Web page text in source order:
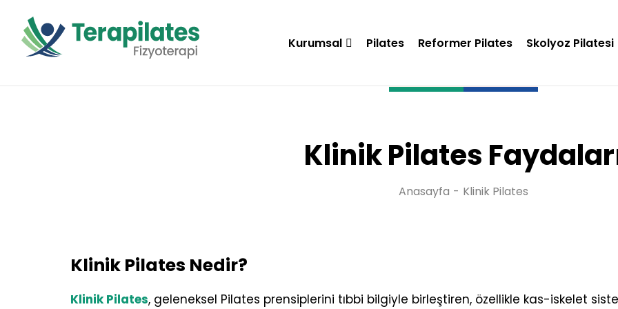
Kurumsal Pilates Reformer Pilates Skolyoz Pilatesi
Klinik Pilates
Anasayfa Klinik Pilates
Klinik Pilates Nedir?
Klinik Pilates, geleneksel Pilates prensiplerini tıbbi bilgiyle birleştiren, özellikle kas-iskelet